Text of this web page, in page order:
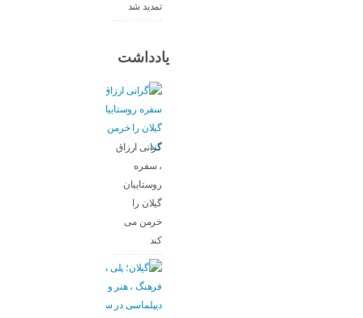
تمدید شد
یادداشت
گرانی ارزاق
، سفره
روستاییان
گیلان را
خرمن می
کند